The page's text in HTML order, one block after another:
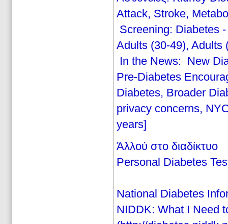
Attack, Stroke,
Screening: Diabetes
Adults (30-49), Adults
In the News: New
Pre-Diabetes
Diabetes, Broader
privacy concerns,
years]
Άλλού στο διαδίκτυο
Personal Diabetes
National Diabetes
NIDDK: What I Need